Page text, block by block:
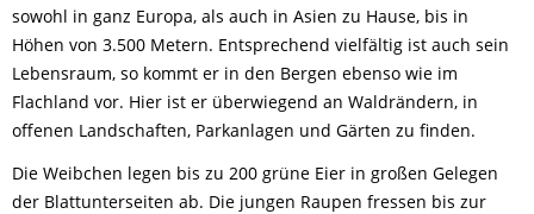
sowohl in ganz Europa, als auch in Asien zu Hause, bis in
Höhen von 3.500 Metern. Entsprechend vielfältig ist auch sein
Lebensraum, so kommt er in den Bergen ebenso wie im
Flachland vor. Hier ist er überwiegend an Waldrändern, in
offenen Landschaften, Parkanlagen und Gärten zu finden.
Die Weibchen legen bis zu 200 grüne Eier in großen Gelegen
der Blattunterseiten ab. Die jungen Raupen fressen bis zur